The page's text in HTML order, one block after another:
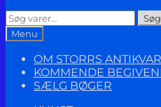
Søg
efter:
Søg
Menu
OM STORRS
KOMMENDE
SÆLG BØGER